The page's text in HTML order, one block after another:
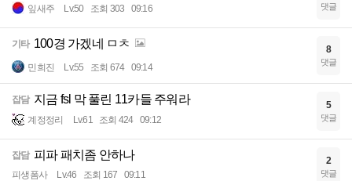
잎새주 Lv.50 조회 303 09:16 댓글
기타 100경 가겠네 ㅁㅊ
민희진 Lv.55 조회 674 09:14
8
댓글
잡담 지금 fsl 막 풀린 11카들 주워라
계정정리 Lv.61 조회 424 09:12
5
댓글
잡담 피파 패치좀 안하나
피생폼사 Lv.46 조회 167 09:11
2
댓글